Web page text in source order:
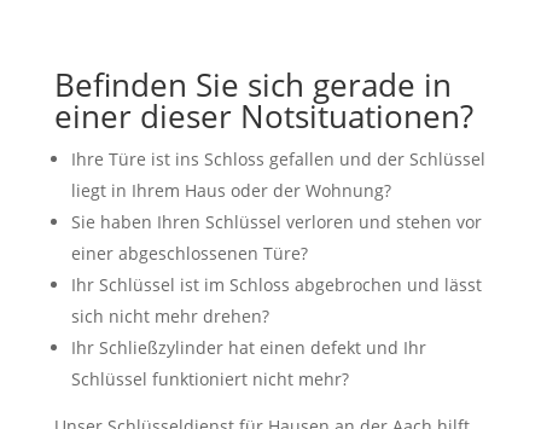
Befinden Sie sich gerade in
einer dieser Notsituationen?
Ihre Türe ist ins Schloss gefallen und der Schlüssel
liegt in Ihrem Haus oder der Wohnung?
Sie haben Ihren Schlüssel verloren und stehen vor
einer abgeschlossenen Türe?
Ihr Schlüssel ist im Schloss abgebrochen und lässt
sich nicht mehr drehen?
Ihr Schließzylinder hat einen defekt und Ihr
Schlüssel funktioniert nicht mehr?